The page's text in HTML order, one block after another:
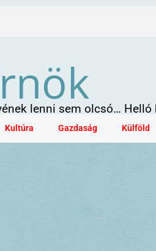
lenni sem olcsó… Helló
Kultúra Gazdaság Külföld